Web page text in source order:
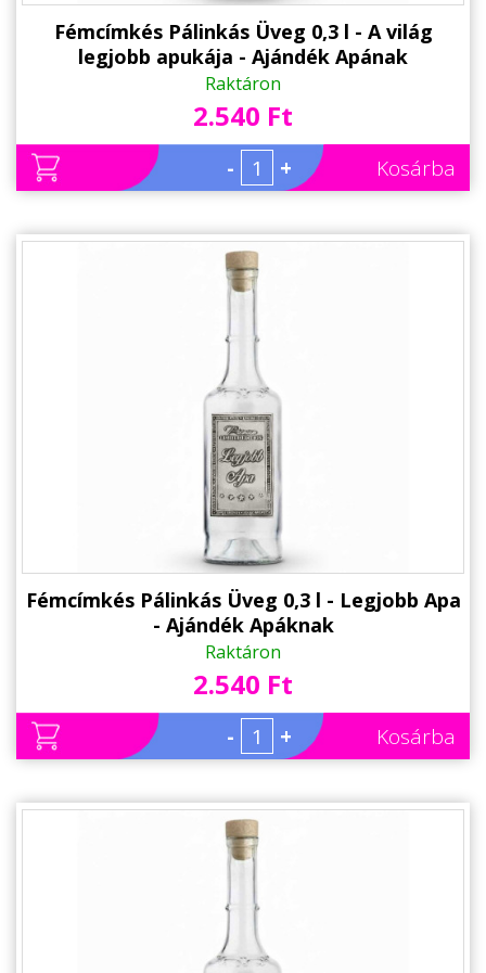
Fémcímkés Pálinkás Üveg 0,3 l - A világ
legjobb apukája - Ajándék Apának
Raktáron
2.540 Ft
- + Kosárba
Fémcímkés Pálinkás Üveg 0,3 l - Legjobb Apa
- Ajándék Apáknak
Raktáron
2.540 Ft
- + Kosárba